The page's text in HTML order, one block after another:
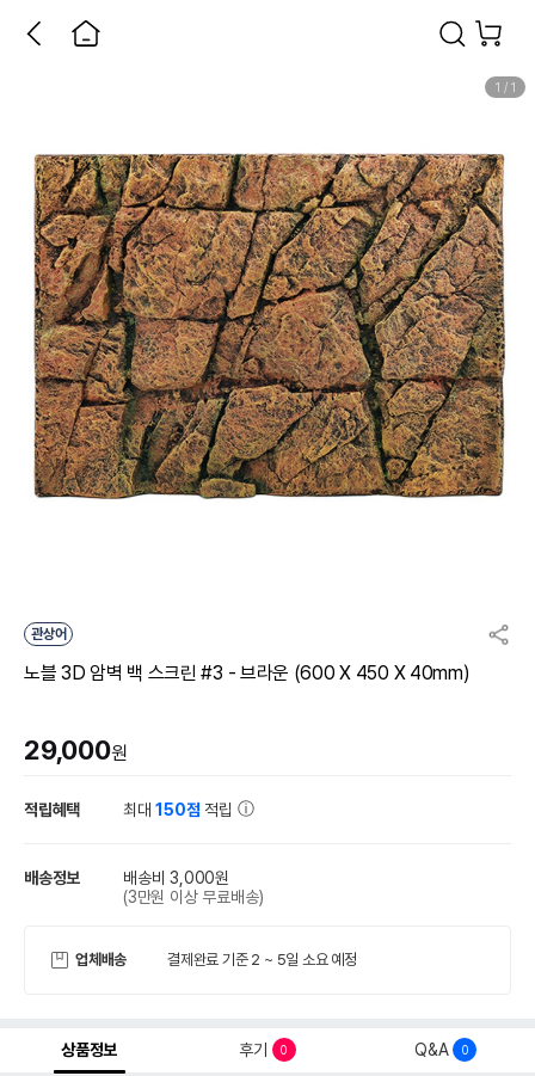
1 / 1
관상어
노블 3D 암벽 백 스크린 #3 - 브라운 (600 X 450 X 40mm)
29,000원
적립혜택 최대150점 적립
배송정보
배송비 3,000원
(3만원 이상 무료배송)
업체배송 결제완료 기준 2 ~ 5일 소요 예정
상품정보 후기 0 Q&A 0